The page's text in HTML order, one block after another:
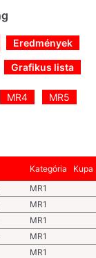
Eredmények
Grafikus lista
MR4 MR5
Kategória
Kupa
MR1
MR1
MR1
MR1
MR1